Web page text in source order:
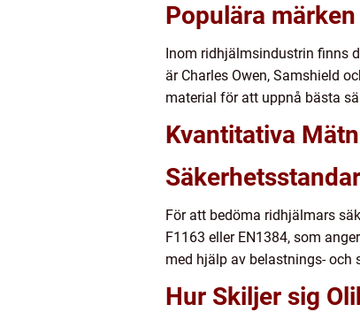
Populära
Inom ridhjälmsindustrin finns
är Charles Owen, Samshield
material för att uppnå bästa
Kvantitativa
För att bedöma ridhjälmars
F1163 eller EN1384, som
med hjälp av belastnings-
Hur Skiljer sig